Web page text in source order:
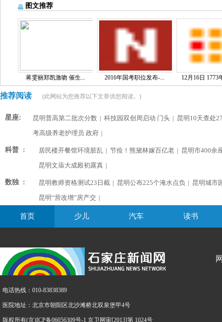
图文推荐
蒋雯丽郑凯激吻 催生... 2016年国考职位发布-... 12月16日 1773
推荐阅读 (此网站为您推荐以下文章供您阅读。)
星座: 昆明普高第二批次分数 | 科技园双创周启动 门头 | 昆明10天查处
考高级养老护理员 政府 |
科普 : 居民楼开餐馆环境脏乱 | 节俭！熊黛林嫁百亿老 | 昆明市400余
昆明文庙大成殿初露真 |
数独 : 昆明教师资格测试23日截 | 昆明公布225个淹水点负 | 昆明城市
昆明“营改增”房产交 |
首页 少儿 汽车 读书
电话热线：010-83838389
医院地址：北京市朝阳区北沙滩桥北双泉堡甲4号
版权所有(京)ICP备06056309号-1 京卫网审[2013]第 1024号